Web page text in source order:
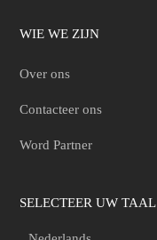
WIE WE ZIJN
Over ons
Contacteer ons
Word Partner
SELECTEER UW TAAL